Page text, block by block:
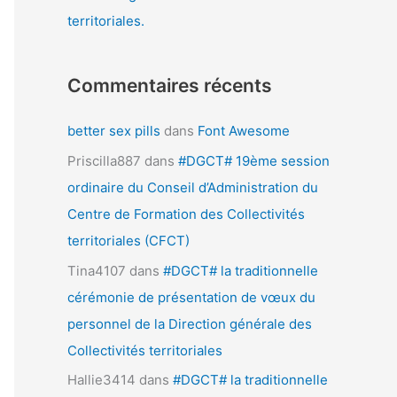
territoriales.
Commentaires récents
better sex pills dans Font Awesome
Priscilla887 dans #DGCT# 19ème session
ordinaire du Conseil d’Administration du
Centre de Formation des Collectivités
territoriales (CFCT)
Tina4107 dans #DGCT# la traditionnelle
cérémonie de présentation de vœux du
personnel de la Direction générale des
Collectivités territoriales
Hallie3414 dans #DGCT# la traditionnelle